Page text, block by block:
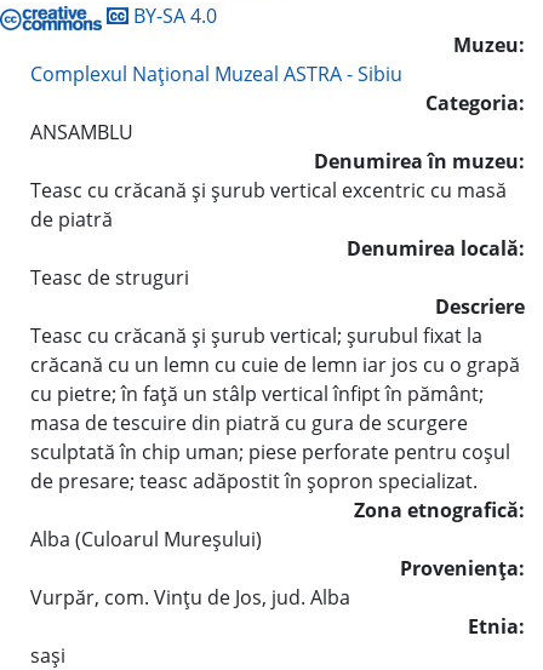
BY-SA 4.0
Muzeu:
Complexul Naţional Muzeal ASTRA - Sibiu
Categoria:
ANSAMBLU
Denumirea în muzeu:
Teasc cu crăcană şi şurub vertical excentric cu masă
de piatră
Denumirea locală:
Teasc de struguri
Descriere
Teasc cu crăcană şi şurub vertical; şurubul fixat la
crăcană cu un lemn cu cuie de lemn iar jos cu o grapă
cu pietre; în faţă un stâlp vertical înfipt în pământ;
masa de tescuire din piatră cu gura de scurgere
sculptată în chip uman; piese perforate pentru coşul
de presare; teasc adăpostit în şopron specializat.
Zona etnografică:
Alba (Culoarul Mureşului)
Provenienţa:
Vurpăr, com. Vinţu de Jos, jud. Alba
Etnia:
saşi